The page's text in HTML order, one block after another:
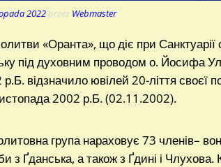
2022 przez Webmaster
«Оранта», що діє при
під духовним проводом о. Йосифа
відзначило ювілей 20-ліття своєї
2002 р.Б. (02.11.2002).
група нараховує 73 членів–
з Ґданська, а також з Ґдині і